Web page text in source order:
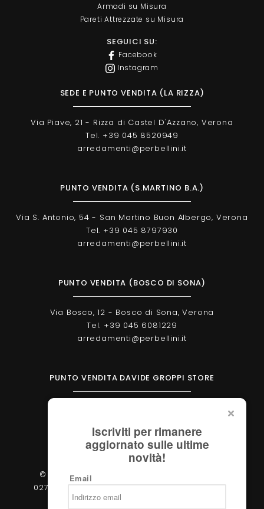
Armadi su Misura
Pareti Attrezzate su Misura
SEGUICI SU:
Facebook
Instagram
SEDE E PUNTO VENDITA (LA RIZZA)
Via Piave, 21 - Rizza di Castel D'Azzano, Verona
Tel. +39 045 8520949
arredamenti@perbellini.it
PUNTO VENDITA (S.MARTINO B.A.)
Via S. Antonio, 54 - San Martino Buon Albergo, Verona
Tel. +39 045 8797930
arredamenti@perbellini.it
PUNTO VENDITA (BOSCO DI SONA)
Via Bosco, 12 - Bosco di Sona, Verona
Tel. +39 045 6081229
arredamenti@perbellini.it
PUNTO VENDITA DAVIDE GROPPI STORE
verona@davidegroppi.store
© 2026 - Perbellini Arredamenti S.r.l. - P.IVA
02783400233 - Via Verdi, 31/A - 37060, Castel
d'Azzano (Verona)
Iscriviti per rimanere
aggiornato sulle ultime
novità!
Email